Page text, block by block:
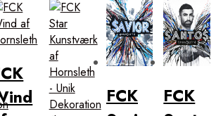
popularitet
FCK
FCK